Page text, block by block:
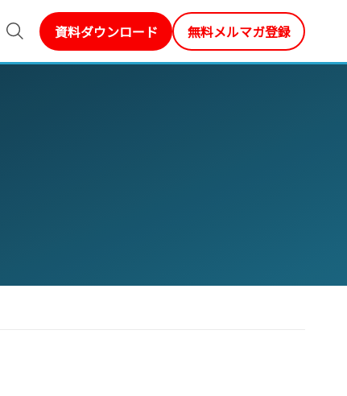
資料ダウンロード 無料メルマガ登録